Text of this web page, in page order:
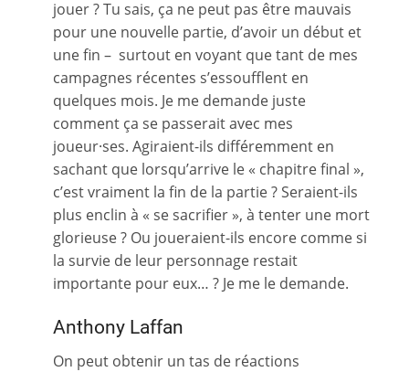
jouer ? Tu sais, ça ne peut pas être mauvais
pour une nouvelle partie, d’avoir un début et
une fin – surtout en voyant que tant de mes
campagnes récentes s’essoufflent en
quelques mois. Je me demande juste
comment ça se passerait avec mes
joueur·ses. Agiraient-ils différemment en
sachant que lorsqu’arrive le « chapitre final »,
c’est vraiment la fin de la partie ? Seraient-ils
plus enclin à « se sacrifier », à tenter une mort
glorieuse ? Ou joueraient-ils encore comme si
la survie de leur personnage restait
importante pour eux… ? Je me le demande.
Anthony Laffan
On peut obtenir un tas de réactions